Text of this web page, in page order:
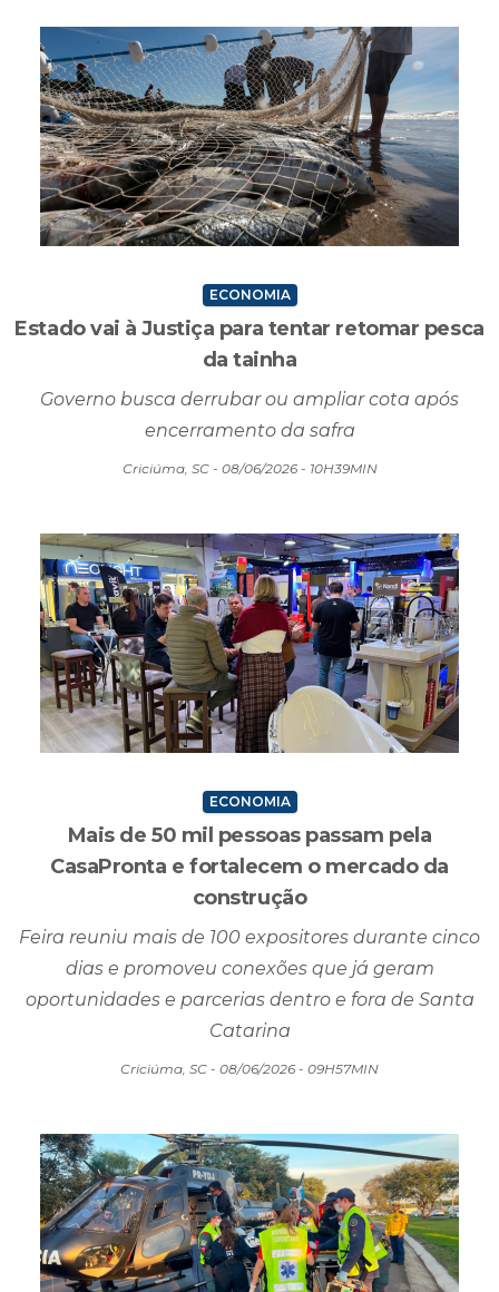
ECONOMIA
da tainha
Governo busca derrubar ou ampliar cota após
encerramento da safra
Criciúma, SC - 08/06/2026 - 10H39MIN
ECONOMIA
CasaPronta e fortalecem o mercado da
construção
Feira reuniu mais de 100 expositores durante cinco
dias e promoveu conexões que já geram
oportunidades e parcerias dentro e fora de Santa
Catarina
Criciúma, SC - 08/06/2026 - 09H57MIN